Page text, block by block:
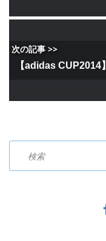
次の記事 >>
【adidas CUP2014